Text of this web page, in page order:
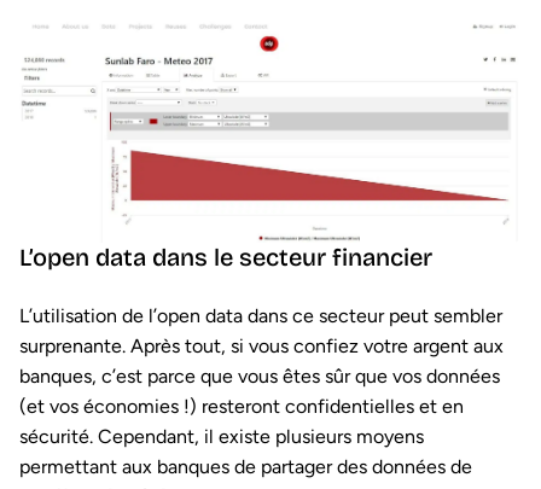
L’open data dans le secteur financier
L’utilisation de l’open data dans ce secteur peut sembler
surprenante. Après tout, si vous confiez votre argent aux
banques, c’est parce que vous êtes sûr que vos données
(et vos économies !) resteront confidentielles et en
sécurité. Cependant, il existe plusieurs moyens
permettant aux banques de partager des données de